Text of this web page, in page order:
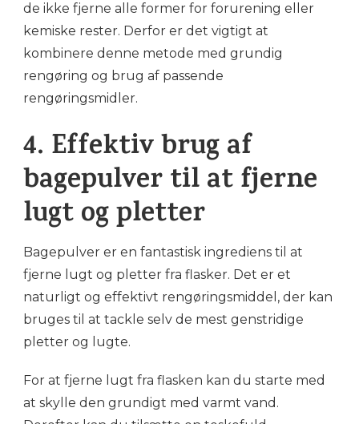
de ikke fjerne alle former for forurening eller
kemiske rester. Derfor er det vigtigt at
kombinere denne metode med grundig
rengøring og brug af passende
rengøringsmidler.
4. Effektiv brug af
bagepulver til at fjerne
lugt og pletter
Bagepulver er en fantastisk ingrediens til at
fjerne lugt og pletter fra flasker. Det er et
naturligt og effektivt rengøringsmiddel, der kan
bruges til at tackle selv de mest genstridige
pletter og lugte.
For at fjerne lugt fra flasken kan du starte med
at skylle den grundigt med varmt vand.